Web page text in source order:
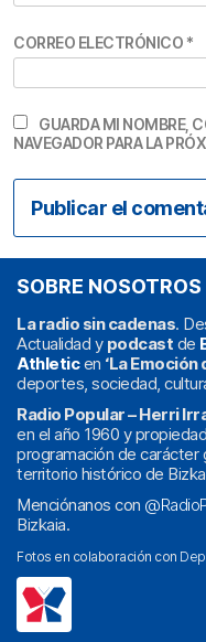
CORREO ELECTRÓNICO *
GUARDA MI NOMBRE,
NAVEGADOR PARA LA
SOBRE NOSOTROS
La radio sin cadenas.
Actualidad y podcast de
Athleticen ‘La Emoción
deportes, sociedad,
Radio Popular – Herri
en el año 1960 y
programación de carácter
territorio histórico de
Menciónanos con
Bizkaia.
Fotos en colaboración con